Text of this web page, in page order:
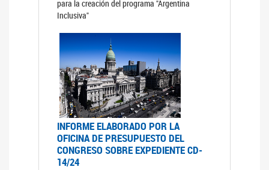
para la creación del programa "Argentina
Inclusiva"
INFORME ELABORADO POR LA
OFICINA DE PRESUPUESTO DEL
CONGRESO SOBRE EXPEDIENTE CD-
14/24